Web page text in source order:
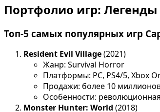
Портфолио игр:
Топ-5 самых популярных игр
Resident Evil Village(2021)
Жанр: Survival Horror
Платформы: PC, PS4/5, Xbox
Продажи: более 10
Особенности:
Monster Hunter: World (2018)